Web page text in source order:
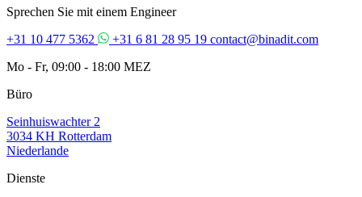
Sprechen Sie mit einem Engineer
+31 10 477 5362
+31 6 81 28 95 19 contact@binadit.com
Mo - Fr, 09:00 - 18:00 MEZ
Büro
Seinhuiswachter 2
3034 KH Rotterdam
Niederlande
Dienste